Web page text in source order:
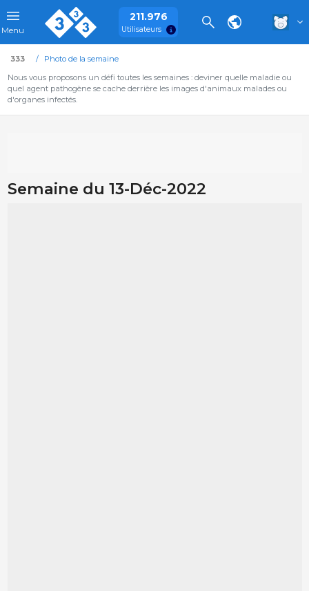
Menu
211.976
Utilisateurs
333
Photo de la semaine
Nous vous proposons un défi toutes les semaines : deviner quelle maladie ou
quel agent pathogène se cache derrière les images d'animaux malades ou
d'organes infectés.
Semaine du 13-Déc-2022